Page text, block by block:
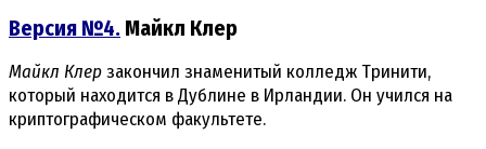
Версия №4. Майкл Клер
Майкл Клерзакончил знаменитый колледж Тринити,
который находится в Дублине в Ирландии. Он учился на
криптографическом факультете.